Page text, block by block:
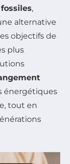
,
alternative
objectifs de
plus
énergétiques
tout en